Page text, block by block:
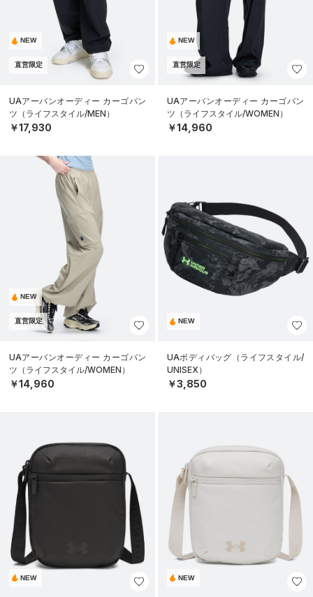
NEW
直営限定
UAアーバンオーディー カーゴパン
ツ（ライフスタイル/MEN）
￥17,930
NEW
直営限定
UAアーバンオーディー カーゴパン
ツ（ライフスタイル/WOMEN）
￥14,960
NEW
直営限定
UAアーバンオーディー カーゴパン
ツ（ライフスタイル/WOMEN）
￥14,960
NEW
UAボディバッグ（ライフスタイル/
UNISEX）
￥3,850
NEW NEW